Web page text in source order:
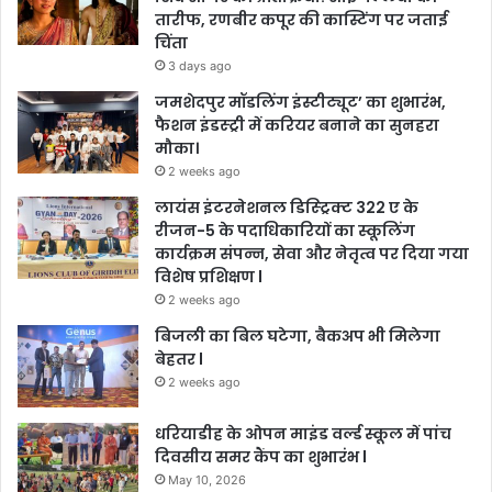
तारीफ, रणबीर कपूर की कास्टिंग पर जताई
चिंता
3 days ago
जमशेदपुर मॉडलिंग इंस्टीट्यूट’ का शुभारंभ,
फैशन इंडस्ट्री में करियर बनाने का सुनहरा
मौका।
2 weeks ago
लायंस इंटरनेशनल डिस्ट्रिक्ट 322 ए के
रीजन-5 के पदाधिकारियों का स्कूलिंग
कार्यक्रम संपन्न, सेवा और नेतृत्व पर दिया गया
विशेष प्रशिक्षण l
2 weeks ago
बिजली का बिल घटेगा, बैकअप भी मिलेगा
बेहतर l
2 weeks ago
धरियाडीह के ओपन माइंड वर्ल्ड स्कूल में पांच
दिवसीय समर कैंप का शुभारंभ l
May 10, 2026